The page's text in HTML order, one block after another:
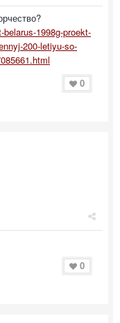
1998g-proekt-
200-letiyu-so-
0
0